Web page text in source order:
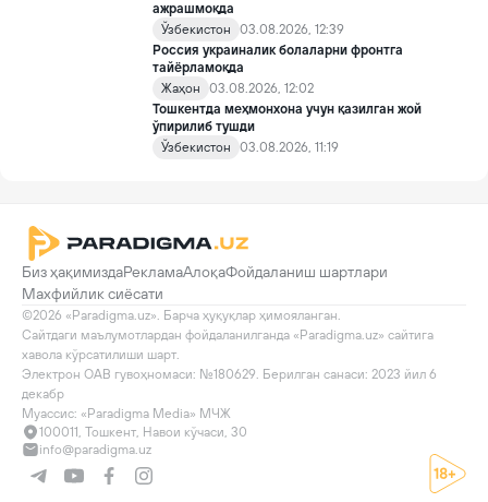
ажрашмоқда
Ўзбекистон
03.08.2026, 12:39
Россия украиналик болаларни фронтга
тайёрламоқда
Жаҳон
03.08.2026, 12:02
Тошкентда меҳмонхона учун қазилган жой
ўпирилиб тушди
Ўзбекистон
03.08.2026, 11:19
Биз ҳақимиздаРекламаАлоқаФойдаланиш шартлари
Махфийлик сиёсати
©2026 «Paradigma.uz». Барча ҳуқуқлар ҳимояланган.
Сайтдаги маълумотлардан фойдаланилганда «Paradigma.uz» сайтига
хавола кўрсатилиши шарт.
Электрон ОАВ гувоҳномаси: №180629. Берилган санаси: 2023 йил 6
декабр
Муассис: «Paradigma Media» МЧЖ
100011, Тошкент, Навои кўчаси, 30
info@paradigma.uz